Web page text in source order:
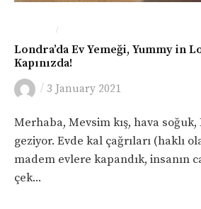
/
Londra’da Ev Yemeği, Yummy in
Kapınızda!
/ 3 January 2021
Merhaba, Mevsim kış, hava
geziyor. Evde kal çağrıları (haklı
madem evlere kapandık, insanın
çek...